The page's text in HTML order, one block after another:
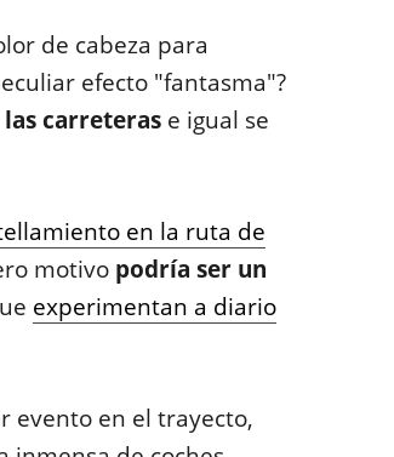
de cabeza para
efecto "fantasma"?
carreterase igual se
en la ruta de
motivo podría ser un
experimentan a diario
evento en el trayecto,